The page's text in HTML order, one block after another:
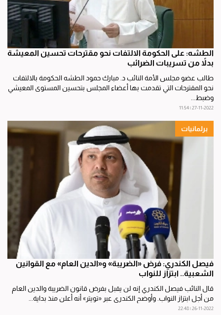
الطشه: على الحكومة الالتفات نحو مقترحات تحسين المعيشة
بدلاً من تسريبات الضرائب
طالب عضو مجلس الأمة النائب د. مبارك حمود الطشه الحكومة بالالتفات
نحو المقترحات التي تقدمت بها أعضاء المجلس بتحسين المستوى المعيشي
وضبط...
27-11-2022 | 11:54
برلمانيات
فيصل الكندري: فرض «الضريبة» و«الدين العام» مع القوانين
الشعبية.. ابتزاز للنواب
قال النائب فيصل الكندري إنه لن يقبل بفرض قانون الضريبة والدين العام
من أجل ابتزاز النواب. وأوضح الكندري عبر «تويتر» أنه أعلن منذ بداية...
26-11-2022 | 22:48